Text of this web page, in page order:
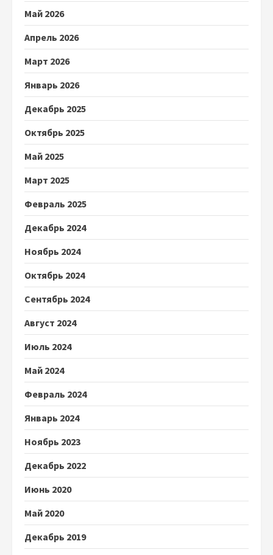
Май 2026
Апрель 2026
Март 2026
Январь 2026
Декабрь 2025
Октябрь 2025
Май 2025
Март 2025
Февраль 2025
Декабрь 2024
Ноябрь 2024
Октябрь 2024
Сентябрь 2024
Август 2024
Июль 2024
Май 2024
Февраль 2024
Январь 2024
Ноябрь 2023
Декабрь 2022
Июнь 2020
Май 2020
Декабрь 2019